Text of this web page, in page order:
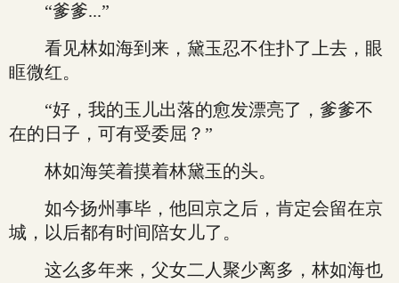
“爹爹...”
看见林如海到来，黛玉忍不住扑了上去，眼
眶微红。
“好，我的玉儿出落的愈发漂亮了，爹爹不
在的日子，可有受委屈？”
林如海笑着摸着林黛玉的头。
如今扬州事毕，他回京之后，肯定会留在京
城，以后都有时间陪女儿了。
这么多年来，父女二人聚少离多，林如海也